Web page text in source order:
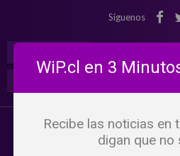
Síguenos
WiP.cl en 3
Recibe las noticias en
digan que no